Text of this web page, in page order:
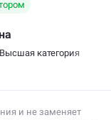
Высшая категория
и не заменяет